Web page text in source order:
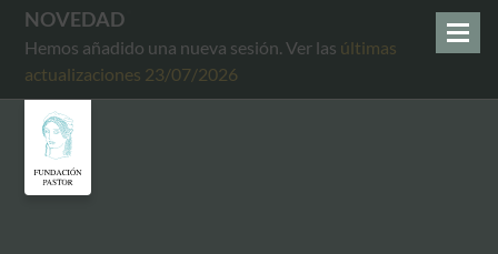
NOVEDAD
Hemos añadido una nueva sesión. Ver las últimas
actualizaciones 23/07/2026